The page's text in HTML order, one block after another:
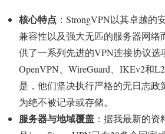
核心特点 ：StrongVPN以其卓越的
兼容性以及强大无匹的服务器网络
供了一系列先进的VPN连接协议选
OpenVPN、WireGuard、IKEv2和
是，他们坚决执行严格的无日志政
为绝不被记录或存储。
服务器与地域覆盖 ：据我最新的